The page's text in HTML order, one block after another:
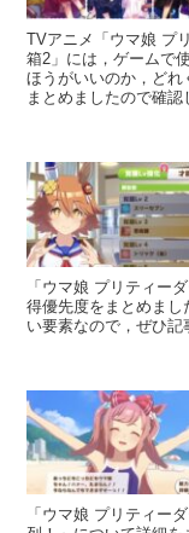
TVアニメ「ウマ娘 プ
箱2」には，ゲームで
ほうがいいのか，ど
まとめましたので確認
「ウマ娘 プリティー
得優先度をまとめま
い要素なので，ぜひ記
「ウマ娘 プリティー